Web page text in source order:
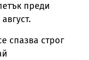
преди
спазва строг